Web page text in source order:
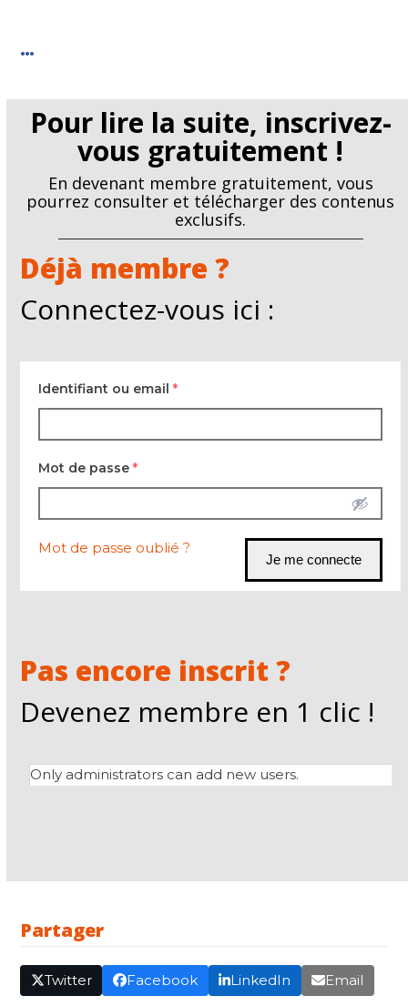
…
Pour lire la suite, inscrivez-
vous gratuitement !
En devenant membre gratuitement, vous
pourrez consulter et télécharger des contenus
exclusifs.
Déjà membre ?
Connectez-vous ici :
Identifiant ou email*
Mot de passe*
Mot de passe oublié ?
Pas encore inscrit ?
Devenez membre en 1 clic !
Only administrators can add new users.
Partager
Twitter Facebook LinkedIn Email